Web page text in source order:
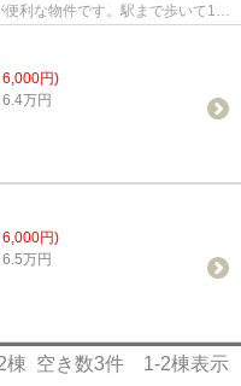
利な物件です。駅まで歩いて12
円)
万円
円)
万円
棟 空き数3件 1-2棟表示